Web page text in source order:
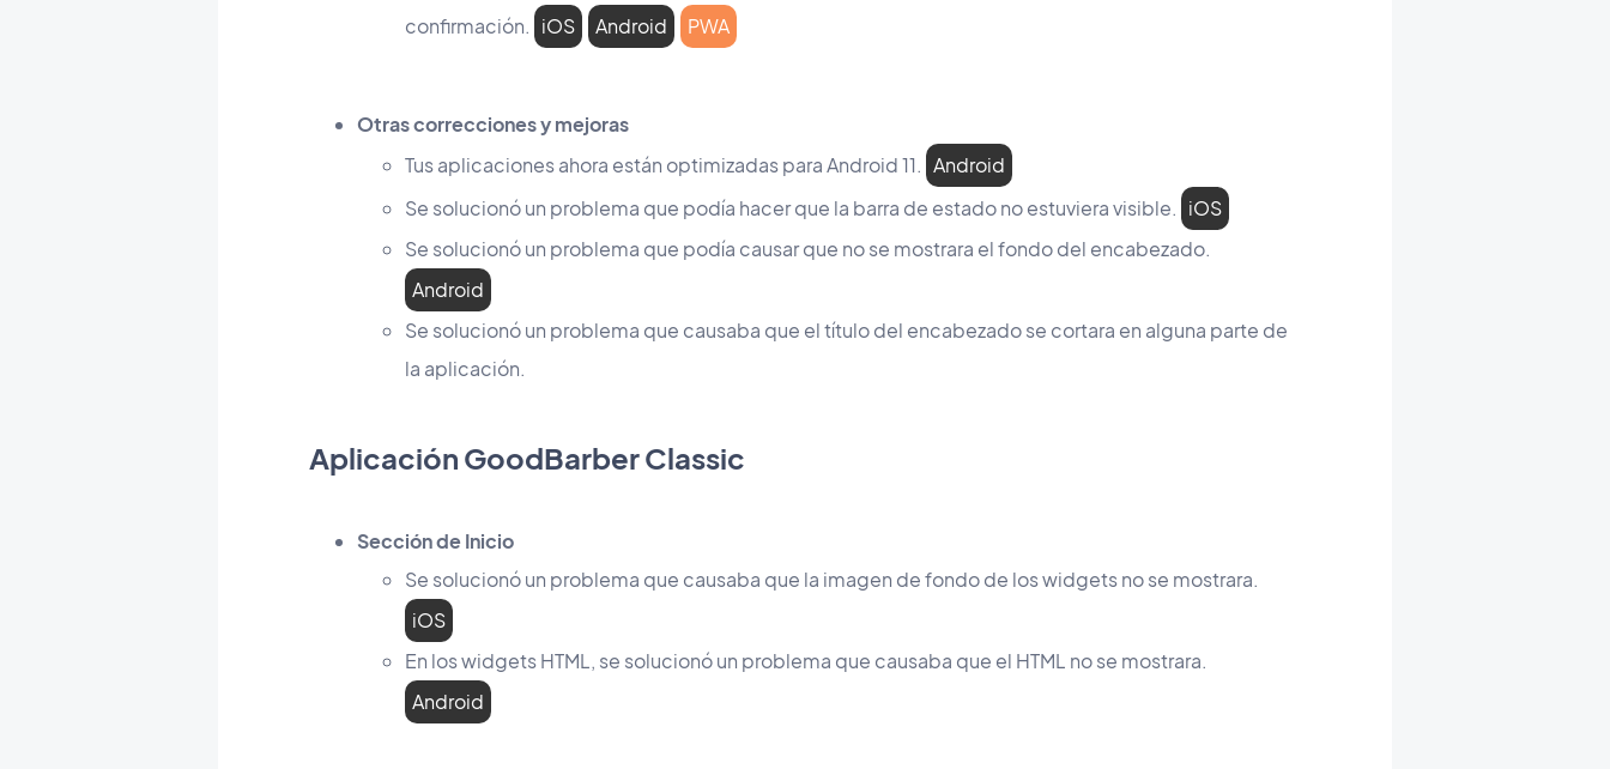
confirmación. iOS Android PWA
Otras correcciones y mejoras
Tus aplicaciones ahora están optimizadas para Android 11. Android
Se solucionó un problema que podía hacer que la barra de estado no estuviera visible. iOS
Se solucionó un problema que podía causar que no se mostrara el fondo del encabezado.
Android
Se solucionó un problema que causaba que el título del encabezado se cortara en alguna parte de
la aplicación.
​Aplicación GoodBarber Classic
Sección de Inicio
Se solucionó un problema que causaba que la imagen de fondo de los widgets no se mostrara.
iOS
En los widgets HTML, se solucionó un problema que causaba que el HTML no se mostrara.
Android